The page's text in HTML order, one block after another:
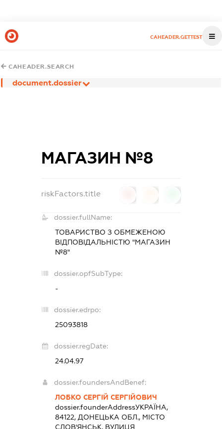
CAHEADER.GETTEST
CAHEADER.SEARCH
document.dossier
МАГАЗИН №8
riskFactors.title
dossier.fullName:
ТОВАРИСТВО З ОБМЕЖЕНОЮ
ВІДПОВІДАЛЬНІСТЮ "МАГАЗИН
№8"
dossier.opfSubType:
-
dossier.edrpo:
25093818
dossier.regDate:
24.04.97
dossier.foundersAndBenef:
ЛОБКО СЕРГІЙ СЕРГІЙОВИЧ
dossier.founderAddressУКРАЇНА,
84122, ДОНЕЦЬКА ОБЛ., МІСТО
СЛОВ'ЯНСЬК, ВУЛИЦЯ